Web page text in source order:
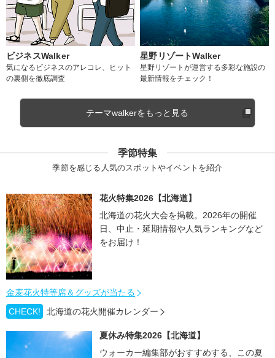
ビジネスWalker
気になるビジネスのアレコレ、ヒット
の裏側を徹底調査
星野リゾートWalker
星野リゾートが運営する多彩な施設の
最新情報をチェック！
テーマwalkerをもっと見る
季節特集
季節を感じる人気のスポットやイベントを紹介
花火特集2026【北海道】
北海道の花火大会を掲載。2026年の開催
日、中止・延期情報や人気ランキングなど
をお届け！
金麦花火特等席＆グッズが当たる
CHECK!
北海道の花火開催カレンダー
夏休み特集2026【北海道】
ウォーカー編集部がおすすめする、この夏